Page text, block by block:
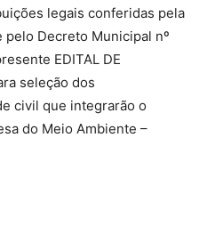
legais conferidas pela
pelo Decreto Municipal nº
EDITAL DE
seleção dos
civil que integrarão o
do Meio Ambiente –